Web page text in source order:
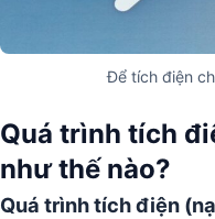
Để tích điện
Quá trình tích
như thế nào?
Quá trình tích điện